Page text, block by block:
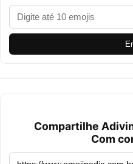
Compartilhe
Com